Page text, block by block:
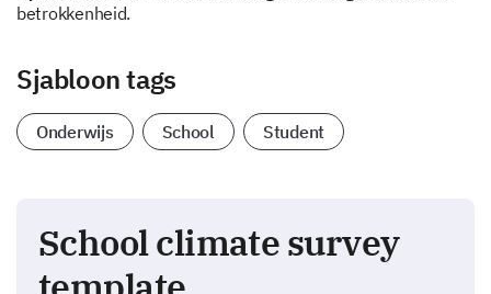
betrokkenheid.
Sjabloon tags
Onderwijs School Student
School climate survey